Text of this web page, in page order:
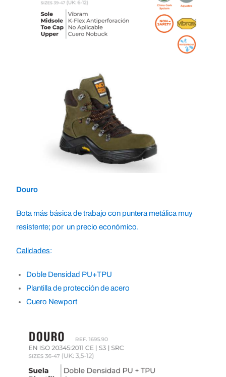
Douro
Bota más básica de trabajo con puntera metálica muy
resistente; por un precio económico.
Calidades:
Doble Densidad PU+TPU
Plantilla de protección de acero
Cuero Newport